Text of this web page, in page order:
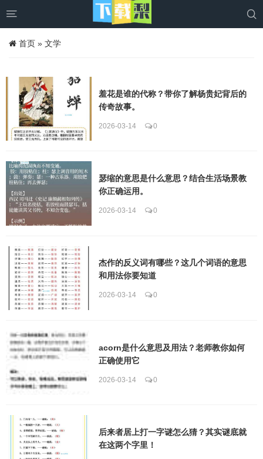
 
首页 » 文学
羞花是谁的代称？带你了解杨贵妃背后的
传奇故事。
2026-03-14 0
瑟缩的意思是什么意思？结合生活场景教
你正确运用。
2026-03-14 0
杰作的反义词有哪些？这几个词语的意思
和用法你要知道
2026-03-14 0
acorn是什么意思及用法？老师教你如何
正确使用它
2026-03-14 0
后来者居上打一字谜怎么猜？其实谜底就
在这两个字里！